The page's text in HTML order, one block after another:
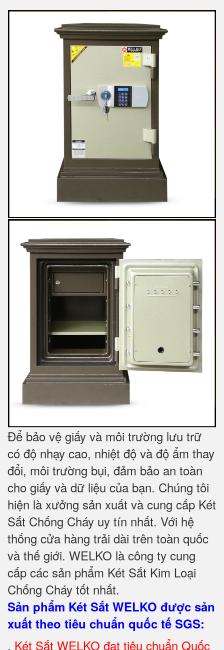
Để bảo vệ giấy và môi trường lưu trữ
có độ nhạy cao, nhiệt độ và độ ẩm thay
đổi, môi trường bụi, đảm bảo an toàn
cho giấy và dữ liệu của bạn. Chúng tôi
hiện là xưởng sản xuất và cung cấp Két
Sắt Chống Cháy uy tín nhất. Với hệ
thống cửa hàng trải dài trên toàn quốc
và thế giới. WELKO là công ty cung
cấp các sản phẩm Két Sắt Kim Loại
Chống Cháy tốt nhất.
Sản phẩm Két Sắt WELKO được sản
xuất theo tiêu chuẩn quốc tế SGS:
. Két Sắt WELKO đạt tiêu chuẩn Quốc